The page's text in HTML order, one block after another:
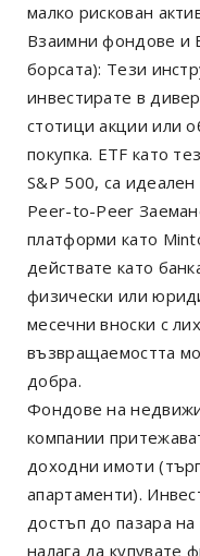
малко рискован
Взаимни фондове и
борсата): Тези
инвестирате в
стотици акции или
покупка. ETF като
S&P 500, са
Peer-to-Peer
платформи като
действате като
физически или
месечни вноски с
възвращаемостта
добра.
Фондове на
компании
доходни имоти
апартаменти).
достъп до пазара
налага да купувате